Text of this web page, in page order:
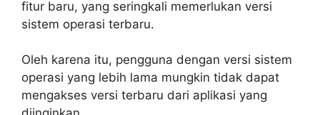
fitur baru, yang seringkali memerlukan versi
sistem operasi terbaru.
Oleh karena itu, pengguna dengan versi sistem
operasi yang lebih lama mungkin tidak dapat
mengakses versi terbaru dari aplikasi yang